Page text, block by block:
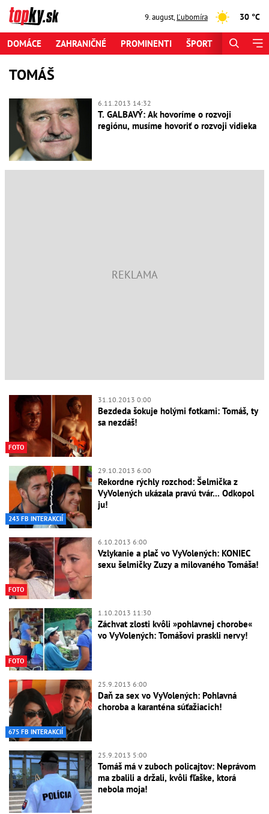
9. august,Ľubomíra 30 °C
DOMÁCE ZAHRANIČNÉ PROMINENTI ŠPORT
TOMÁŠ
6.11.2013 14:32
T. GALBAVÝ: Ak hovoríme o rozvoji
regiónu, musíme hovoriť o rozvoji vidieka
FOTO
31.10.2013 0:00
Bezdeda šokuje holými fotkami: Tomáš, ty
sa nezdáš!
243 FB INTERAKCIÍ
29.10.2013 6:00
Rekordne rýchly rozchod: Šelmička z
VyVolených ukázala pravú tvár... Odkopol
ju!
FOTO
6.10.2013 6:00
Vzlykanie a plač vo VyVolených: KONIEC
sexu šelmičky Zuzy a milovaného Tomáša!
FOTO
1.10.2013 11:30
Záchvat zlosti kvôli »pohlavnej chorobe«
vo VyVolených: Tomášovi praskli nervy!
675 FB INTERAKCIÍ
25.9.2013 6:00
Daň za sex vo VyVolených: Pohlavná
choroba a karanténa súťažiacich!
25.9.2013 5:00
Tomáš má v zuboch policajtov: Neprávom
ma zbalili a držali, kvôli fľaške, ktorá
nebola moja!